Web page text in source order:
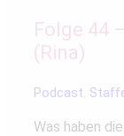
Folge 44
(Rina)
Podcast
Was haben